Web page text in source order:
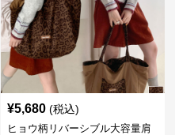
¥5,680 (税込)
ヒョウ柄リバーシブル大容量肩